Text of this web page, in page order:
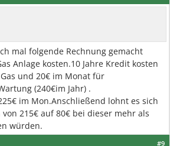
mal folgende Rechnung gemacht
Anlage kosten.10 Jahre Kredit kosten
und 20€ im Monat für
(240€im Jahr) .
im Mon.Anschließend lohnt es sich
215€ auf 80€ bei dieser mehr als
würden.
#9